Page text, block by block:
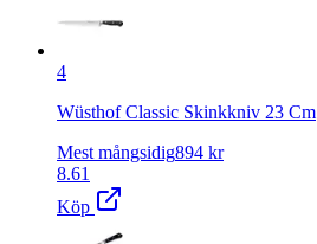
4
Wüsthof Classic Skinkkniv 23 Cm
Mest mångsidig894 kr
8.61
Köp